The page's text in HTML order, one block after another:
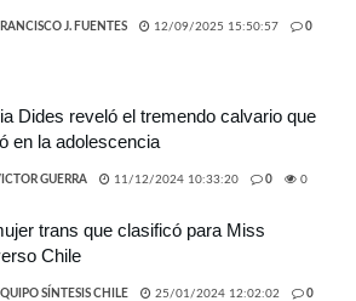
J. FUENTES 12/09/2025 15:50:57 0
Dides reveló el tremendo calvario que
en la adolescencia
GUERRA 11/12/2024 10:33:20 0 0
trans que clasificó para Miss
Chile
SÍNTESIS CHILE 25/01/2024 12:02:02 0